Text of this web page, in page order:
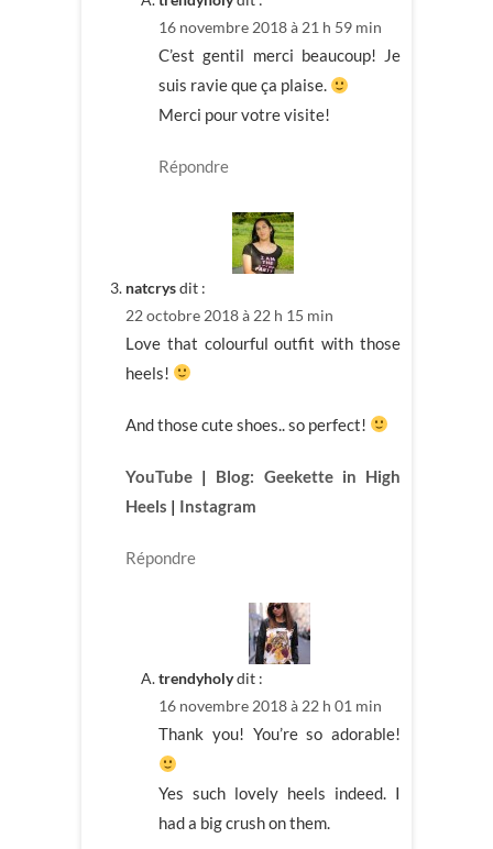
16 novembre 2018 à 21 h 59 min
C’est gentil merci beaucoup! Je
suis ravie que ça plaise.
Merci pour votre visite!
Répondre
natcrysdit :
22 octobre 2018 à 22 h 15 min
Love that colourful outfit with those
heels!
And those cute shoes.. so perfect!
YouTube | Blog: Geekette in High
Heels | Instagram
Répondre
trendyholydit :
16 novembre 2018 à 22 h 01 min
Thank you! You’re so adorable!
Yes such lovely heels indeed. I
had a big crush on them.